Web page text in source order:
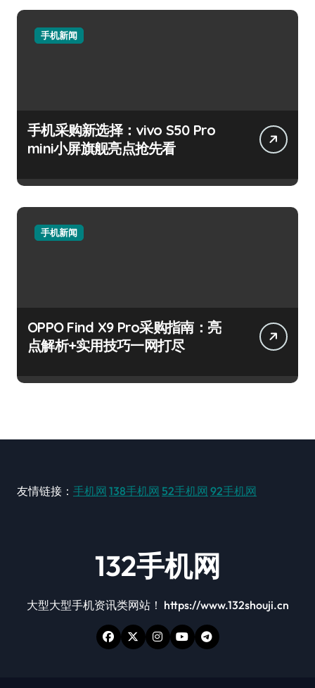
手机新闻
手机采购新选择：vivo S50 Pro
mini小屏旗舰亮点抢先看
手机新闻
OPPO Find X9 Pro采购指南：亮
点解析+实用技巧一网打尽
友情链接： 手机网 138手机网 52手机网 92手机网
132手机网
大型大型手机资讯类网站！ https://www.132shouji.cn